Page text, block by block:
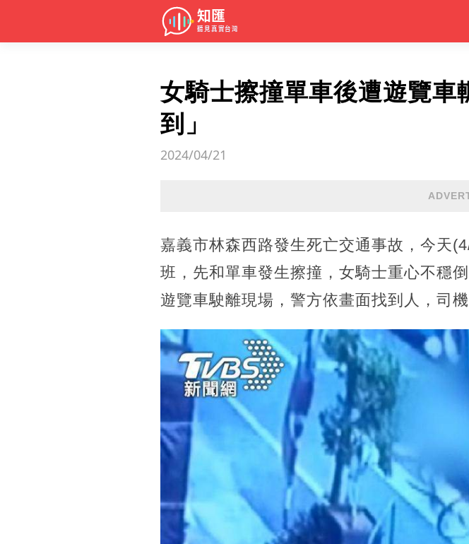
女騎士擦撞單車後遭遊覽
到」
2024/04/21
嘉義市林森西路發生死亡交通事故，今天
班，先和單車發生擦撞，女騎士重心不穩
遊覽車駛離現場，警方依畫面找到人，司